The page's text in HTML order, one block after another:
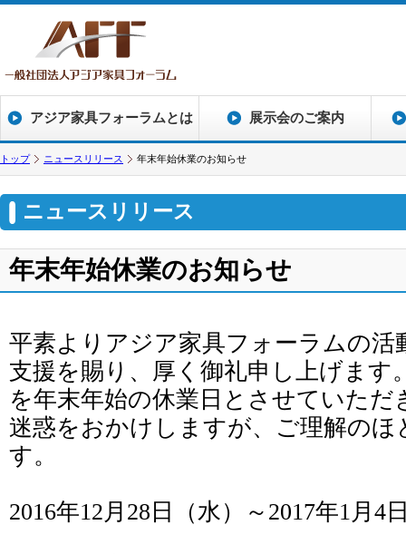
アジア家具フォーラムとは 展示会のご案内
トップ ニュースリリース 年末年始休業のお知らせ
ニュースリリース
年末年始休業のお知らせ
平素よりアジア家具フォーラムの活
支援を賜り、厚く御礼申し上げます
を年末年始の休業日とさせていただ
迷惑をおかけしますが、ご理解のほ
す。
2016年12月28日（水）～2017年1月4